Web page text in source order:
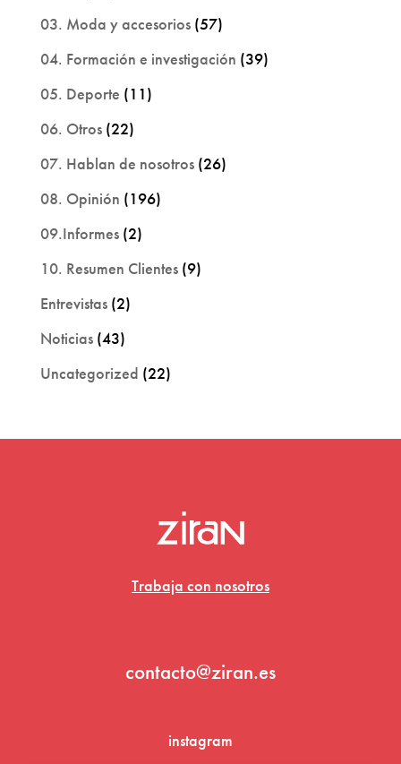
03. Moda y accesorios(57)
04. Formación e investigación (39)
05. Deporte (11)
06. Otros(22)
07. Hablan de nosotros(26)
08. Opinión (196)
09.Informes(2)
10. Resumen Clientes(9)
Entrevistas(2)
Noticias(43)
Uncategorized (22)
Trabaja con nosotros
contacto@ziran.es
instagram